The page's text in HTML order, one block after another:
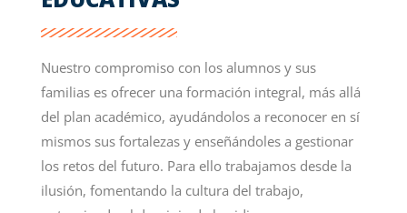
Nuestro compromiso con los alumnos y sus
familias es ofrecer una formación integral, más allá
del plan académico, ayudándolos a reconocer en sí
mismos sus fortalezas y enseñándoles a gestionar
los retos del futuro. Para ello trabajamos desde la
ilusión, fomentando la cultura del trabajo,